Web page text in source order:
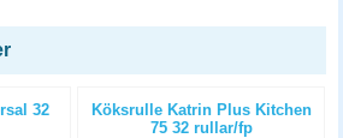
32
Köksrulle Katrin Plus Kitchen
75 32 rullar/fp